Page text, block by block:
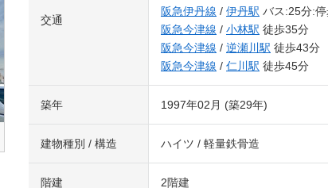
交通
阪急伊丹線 / 伊丹駅 バス:25分:
阪急今津線 / 小林駅 徒歩35分
阪急今津線 / 逆瀬川駅 徒歩43分
阪急今津線 / 仁川駅 徒歩45分
築年 1997年02月 (築29年)
建物種別 / 構造 ハイツ / 軽量鉄骨造
階建 2階建